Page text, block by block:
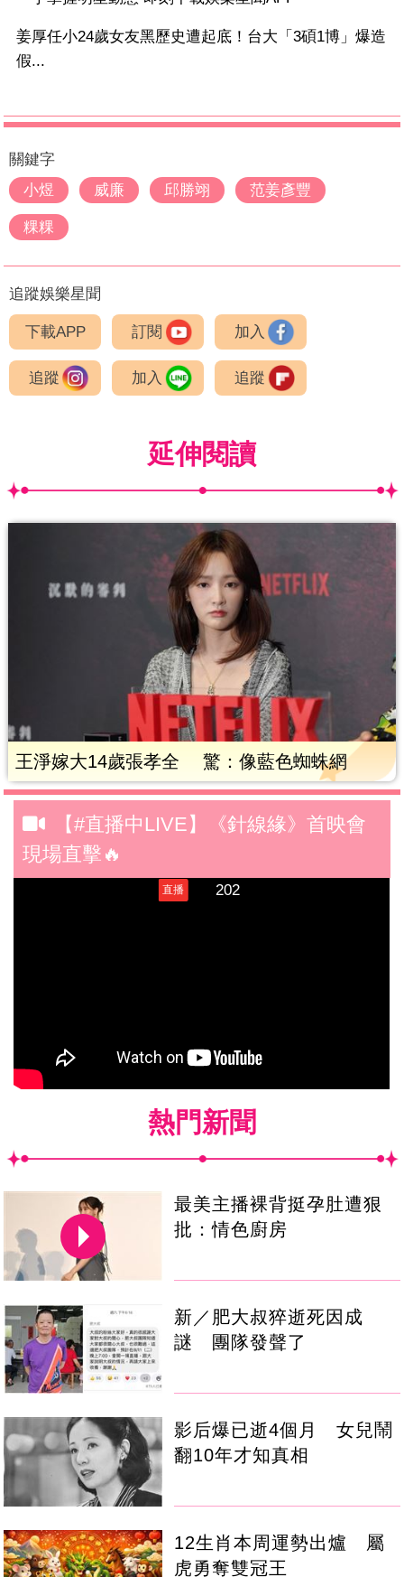
姜厚任小24歲女友黑歷史遭起底！台大「3碩1博」爆造
假...
關鍵字
小煜
威廉 邱勝翊 范姜彥豐
粿粿
追蹤娛樂星聞
下載APP 訂閱 加入
追蹤 加入 追蹤
延伸閱讀
王淨嫁大14歲張孝全 驚：像藍色蜘蛛網
【#直播中LIVE】《針線緣》首映會
現場直擊🔥
熱門新聞
最美主播裸背挺孕肚遭狠
批：情色廚房
新／肥大叔猝逝死因成
謎 團隊發聲了
影后爆已逝4個月 女兒鬧
翻10年才知真相
12生肖本周運勢出爐 屬
虎勇奪雙冠王